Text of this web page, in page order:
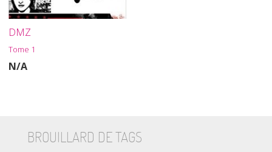
DMZ
Tome 1
N/A
BROUILLARD DE TAGS